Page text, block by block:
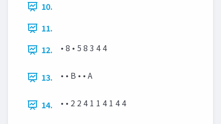
10.
11.
12.
• 8 • 5 8 3 4 4
13. • • B • • A
14. • • 2 2 4 1 1 4 1 4 4